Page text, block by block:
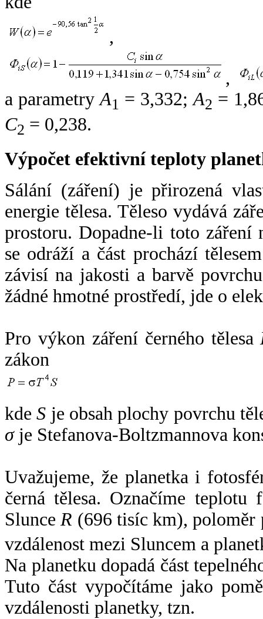
,
,
a parametryA1 = 3,332;A2 =
C2 = 0,238.
Výpočet efektivní teploty
Sálání (záření) je přirozená
energie tělesa. Těleso vydává
prostoru. Dopadne-li toto záření
se odráží a část prochází
závisí na jakosti a barvě
žádné hmotné prostředí, jde o
Pro výkon záření černého tělesa
zákon
kdeS je obsah plochy povrchu
σje Stefanova-Boltzmannova
Uvažujeme, že planetka i
černá tělesa. Označíme
SlunceR (696 tisíc km),
vzdálenost mezi Sluncem a
Na planetku dopadá část
Tuto část vypočítáme jako
vzdálenosti planetky, tzn.